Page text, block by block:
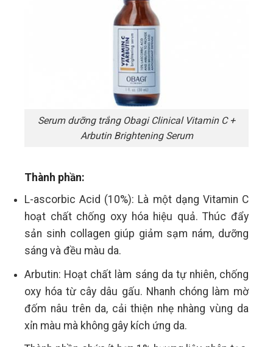
Serum dưỡng trắng Obagi Clinical Vitamin C +
Arbutin Brightening Serum
Thành phần:
L-ascorbic Acid (10%): Là một dạng Vitamin C
hoạt chất chống oxy hóa hiệu quả. Thúc đẩy
sản sinh collagen giúp giảm sạm nám, dưỡng
sáng và đều màu da.
Arbutin: Hoạt chất làm sáng da tự nhiên, chống
oxy hóa từ cây dâu gấu. Nhanh chóng làm mờ
đốm nâu trên da, cải thiện nhẹ nhàng vùng da
xỉn màu mà không gây kích ứng da.